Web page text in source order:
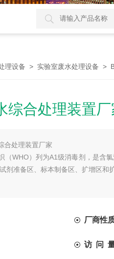
理设备 > 实验室废水处理设备 >
综合处理装置厂
合处理装置厂家
（WHO）列为A1级消毒剂，是含
剂准备区、标本制备区、扩增区和
厂商性
访 问 量